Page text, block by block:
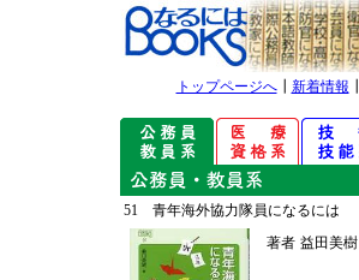
トップページへ┃ 新着情報
51 青年海外協力隊員になるには
著者 益田美樹